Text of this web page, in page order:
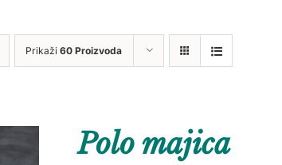
Prikaži 60 Proizvoda
Polo majica